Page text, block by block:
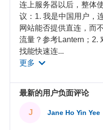
连上服务器以后，整体
议：1. 我是中国用户，
网站能否提供直连，而
流量？参考Lantern；2.
找能快速连...
更多
最新的用户负面评论
J Jane Ho Yin Yee